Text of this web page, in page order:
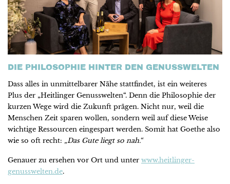
DIE PHILOSOPHIE HINTER DEN GENUSSWELTEN
Dass alles in unmittelbarer Nähe stattfindet, ist ein weiteres
Plus der „Heitlinger Genusswelten“. Denn die Philosophie der
kurzen Wege wird die Zukunft prägen. Nicht nur, weil die
Menschen Zeit sparen wollen, sondern weil auf diese Weise
wichtige Ressourcen eingespart werden. Somit hat Goethe also
wie so oft recht: „Das Gute liegt so nah.“
Genauer zu ersehen vor Ort und unter www.heitlinger-
genusswelten.de.